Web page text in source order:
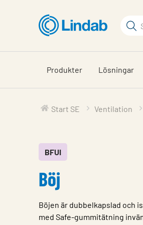
huvudinnehållet
på
Produkter Lösningar
Start SE Ventilation
BFUI
Böj
Böjen är dubbelkapslad och
med Safe-gummitätning